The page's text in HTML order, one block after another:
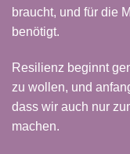
braucht, und für die
benötigt.
Resilienz beginnt
zu wollen, und
dass wir auch nur
machen.